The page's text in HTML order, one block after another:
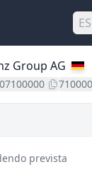
ES
Group AG
710000
prevista